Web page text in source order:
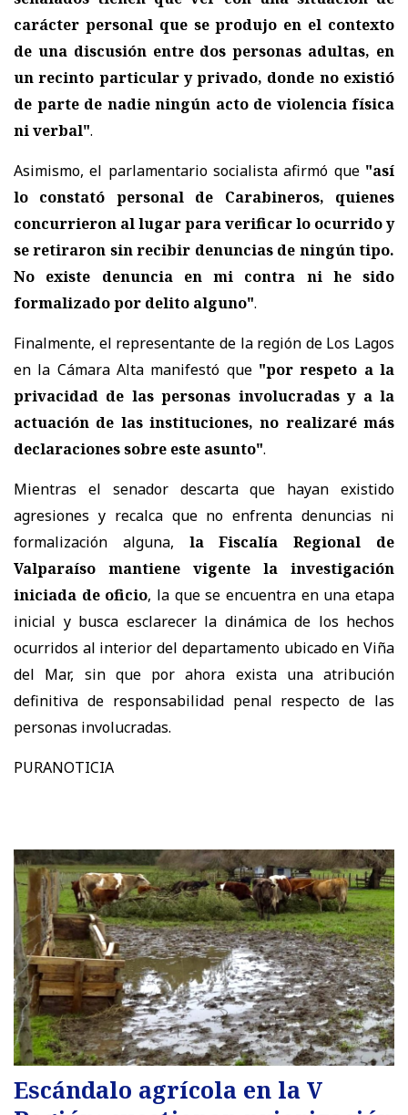
carácter personal que se produjo en el contexto
de una discusión entre dos personas adultas, en
un recinto particular y privado, donde no existió
de parte de nadie ningún acto de violencia física
ni verbal".
Asimismo, el parlamentario socialista afirmó que "así
lo constató personal de Carabineros, quienes
concurrieron al lugar para verificar lo ocurrido y
se retiraron sin recibir denuncias de ningún tipo.
No existe denuncia en mi contra ni he sido
formalizado por delito alguno".
Finalmente, el representante de la región de Los Lagos
en la Cámara Alta manifestó que "por respeto a la
privacidad de las personas involucradas y a la
actuación de las instituciones, no realizaré más
declaraciones sobre este asunto".
Mientras el senador descarta que hayan existido
agresiones y recalca que no enfrenta denuncias ni
formalización alguna, la Fiscalía Regional de
Valparaíso mantiene vigente la investigación
iniciada de oficio, la que se encuentra en una etapa
inicial y busca esclarecer la dinámica de los hechos
ocurridos al interior del departamento ubicado en Viña
del Mar, sin que por ahora exista una atribución
definitiva de responsabilidad penal respecto de las
personas involucradas.
PURANOTICIA
Escándalo agrícola en la V